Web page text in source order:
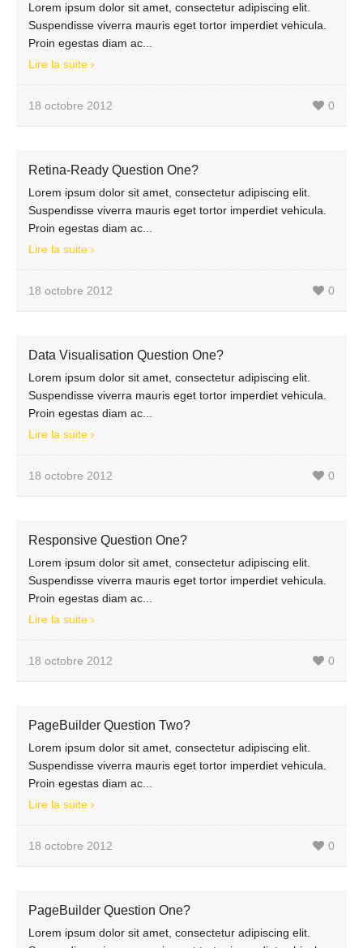
Lorem ipsum dolor sit amet, consectetur adipiscing elit.
Suspendisse viverra mauris eget tortor imperdiet vehicula.
Proin egestas diam ac...
Lire la suite
18 octobre 2012 0
Retina-Ready Question One?
Lorem ipsum dolor sit amet, consectetur adipiscing elit.
Suspendisse viverra mauris eget tortor imperdiet vehicula.
Proin egestas diam ac...
Lire la suite
18 octobre 2012 0
Data Visualisation Question One?
Lorem ipsum dolor sit amet, consectetur adipiscing elit.
Suspendisse viverra mauris eget tortor imperdiet vehicula.
Proin egestas diam ac...
Lire la suite
18 octobre 2012 0
Responsive Question One?
Lorem ipsum dolor sit amet, consectetur adipiscing elit.
Suspendisse viverra mauris eget tortor imperdiet vehicula.
Proin egestas diam ac...
Lire la suite
18 octobre 2012 0
PageBuilder Question Two?
Lorem ipsum dolor sit amet, consectetur adipiscing elit.
Suspendisse viverra mauris eget tortor imperdiet vehicula.
Proin egestas diam ac...
Lire la suite
18 octobre 2012 0
PageBuilder Question One?
Lorem ipsum dolor sit amet, consectetur adipiscing elit.